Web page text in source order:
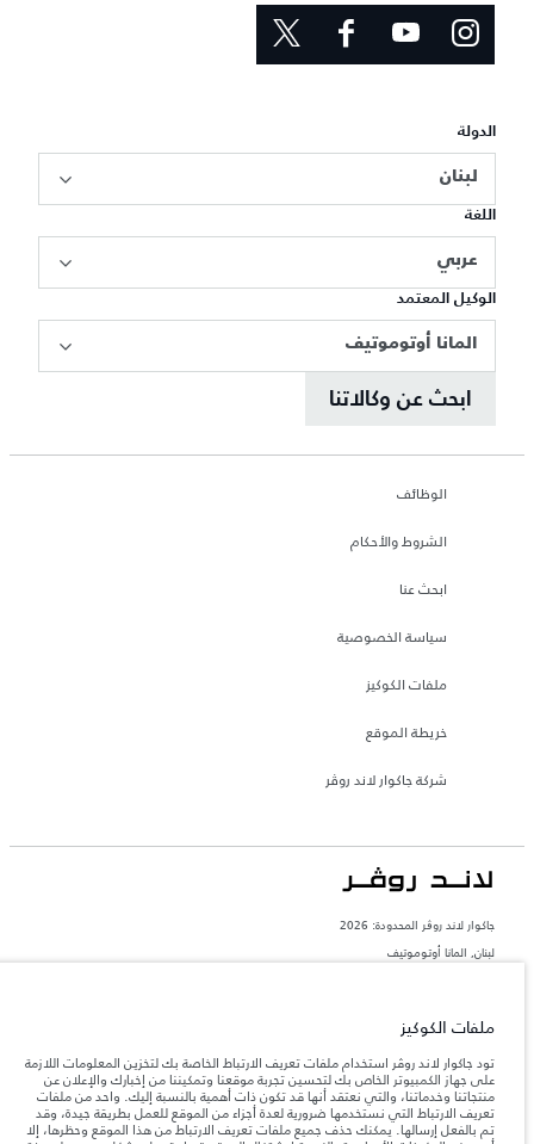
الدولة
لبنان
اللغة
عربي
الوكيل المعتمد
المانا أوتوموتيف
ابحث عن وكالاتنا
الوظائف
الشروط والأحكام
ابحث عنا
سياسة الخصوصية
ملفات الكوكيز
خريطة الموقع
شركة جاكوار لاند روڤر
جاكوار لاند روڨر المحدودة: 2026
لبنان, المانا أوتوموتيف
والحمولة.
المعلومات والمواصفات والأسعار والألوان المذكورة على هذا الموقع قد تختلف من بلد إلى
آخر، كما أنّها قد تتغير بدون إشعار مسبق. الرجاء التواصل مع وكيلنا المحلي للتأكد من توفّرها
والتحقق من الأسعار.
ملفات الكوكيز
تود جاكوار لاند روڤر استخدام ملفات تعريف الارتباط الخاصة بك لتخزين المعلومات اللازمة
على جهاز الكمبيوتر الخاص بك لتحسين تجربة موقعنا وتمكيننا من إخبارك والإعلان عن
منتجاتنا وخدماتنا، والتي نعتقد أنها قد تكون ذات أهمية بالنسبة إليك. واحد من ملفات
تعريف الارتباط التي نستخدمها ضرورية لعدة أجزاء من الموقع للعمل بطريقة جيدة، وقد
تم بالفعل إرسالها. يمكنك حذف جميع ملفات تعريف الارتباط من هذا الموقع وحظرها، إلا